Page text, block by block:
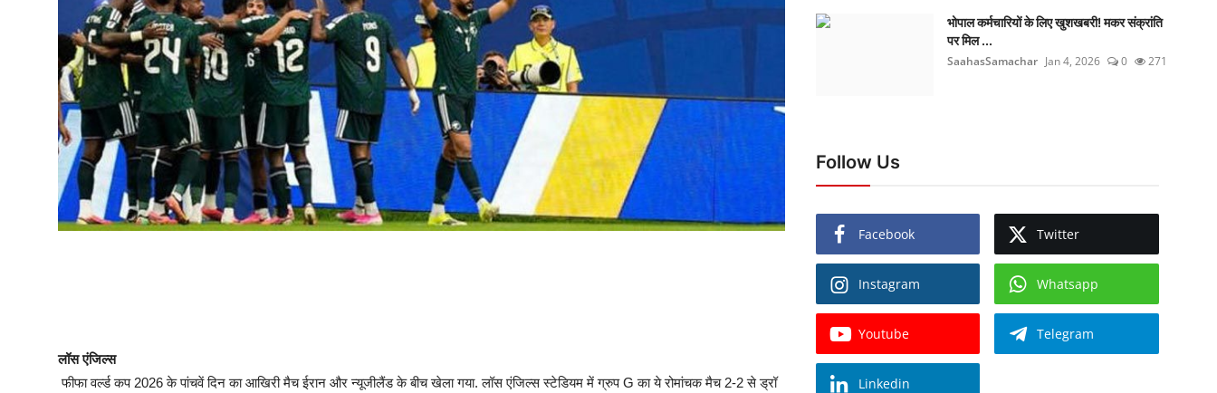
लॉस एंजिल्स
फीफा वर्ल्ड कप 2026 के पांचवें दिन का आखिरी मैच ईरान और न्यूजीलैंड के बीच खेला गया. लॉस एंजिल्स स्टेडियम में ग्रुप G का ये रोमांचक मैच 2-2 से ड्रॉ
भोपाल कर्मचारियों के लिए खुशखबरी! मकर संक्रांति
पर मिल ...
SaahasSamachar Jan 4, 2026 0 271
Follow Us
Facebook Twitter
Instagram Whatsapp
Youtube Telegram
Linkedin